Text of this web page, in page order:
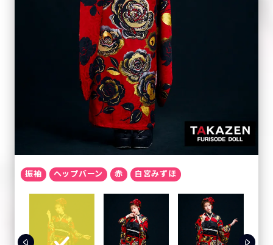
振袖 ヘップバーン 赤 白宮みずほ